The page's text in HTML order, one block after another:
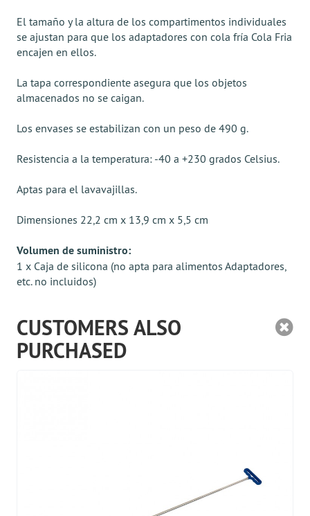
El tamaño y la altura de los compartimentos individuales
se ajustan para que los adaptadores con cola fría Cola Fria
encajen en ellos.
La tapa correspondiente asegura que los objetos
almacenados no se caigan.
Los envases se estabilizan con un peso de 490 g.
Resistencia a la temperatura: -40 a +230 grados Celsius.
Aptas para el lavavajillas.
Dimensiones 22,2 cm x 13,9 cm x 5,5 cm
Volumen de suministro:
1 x Caja de silicona (no apta para alimentos Adaptadores,
etc. no incluidos)
CUSTOMERS ALSO
PURCHASED